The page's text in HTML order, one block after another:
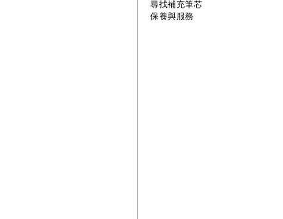
尋找補充筆芯
保養與服務